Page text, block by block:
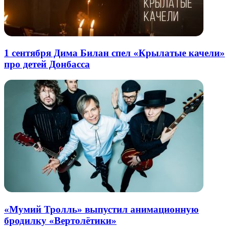
1 сентября Дима Билан спел «Крылатые качели»
про детей Донбасса
«Мумий Тролль» выпустил анимационную
бродилку «Вертолётики»